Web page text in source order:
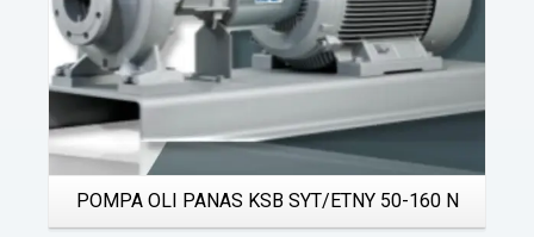
POMPA OLI PANAS KSB SYT/ETNY 50-160 N